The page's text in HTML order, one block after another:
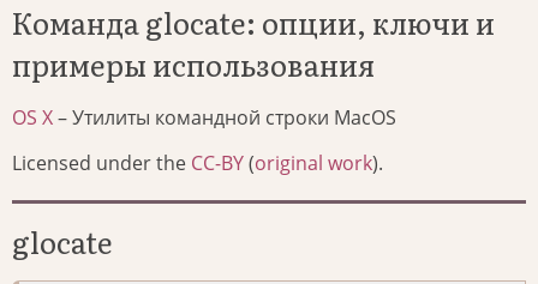
Команда glocate: опции, ключи и
примеры использования
OS X– Утилиты командной строки MacOS
Licensed under the CC-BY(original work).
glocate